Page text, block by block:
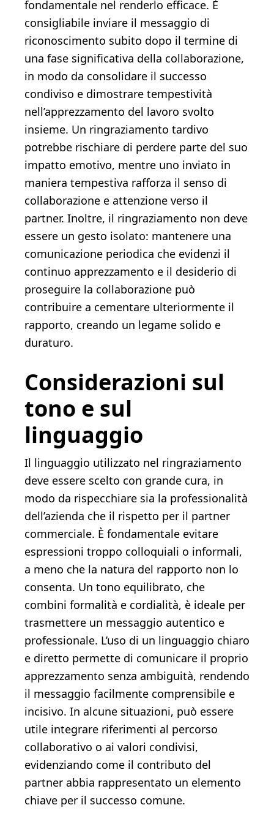
fondamentale nel renderlo efficace. È
consigliabile inviare il messaggio di
riconoscimento subito dopo il termine di
una fase significativa della collaborazione,
in modo da consolidare il successo
condiviso e dimostrare tempestività
nell’apprezzamento del lavoro svolto
insieme. Un ringraziamento tardivo
potrebbe rischiare di perdere parte del suo
impatto emotivo, mentre uno inviato in
maniera tempestiva rafforza il senso di
collaborazione e attenzione verso il
partner. Inoltre, il ringraziamento non deve
essere un gesto isolato: mantenere una
comunicazione periodica che evidenzi il
continuo apprezzamento e il desiderio di
proseguire la collaborazione può
contribuire a cementare ulteriormente il
rapporto, creando un legame solido e
duraturo.
Considerazioni sul
tono e sul
linguaggio
Il linguaggio utilizzato nel ringraziamento
deve essere scelto con grande cura, in
modo da rispecchiare sia la professionalità
dell’azienda che il rispetto per il partner
commerciale. È fondamentale evitare
espressioni troppo colloquiali o informali,
a meno che la natura del rapporto non lo
consenta. Un tono equilibrato, che
combini formalità e cordialità, è ideale per
trasmettere un messaggio autentico e
professionale. L’uso di un linguaggio chiaro
e diretto permette di comunicare il proprio
apprezzamento senza ambiguità, rendendo
il messaggio facilmente comprensibile e
incisivo. In alcune situazioni, può essere
utile integrare riferimenti al percorso
collaborativo o ai valori condivisi,
evidenziando come il contributo del
partner abbia rappresentato un elemento
chiave per il successo comune.